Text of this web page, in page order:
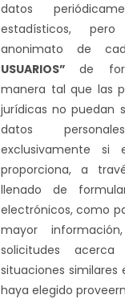
datos
estadísticos,
anonimato de
USUARIOS”de
manera tal que las
jurídicas no puedan
datos
exclusivamente si
proporciona, a
llenado de
electrónicos, como
mayor
solicitudes
situaciones similares
haya elegido